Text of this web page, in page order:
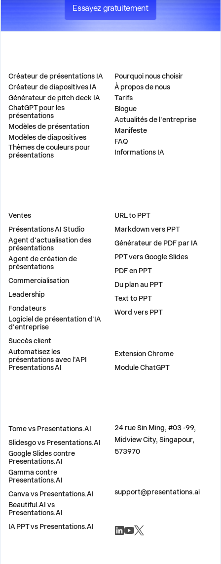
Essayez gratuitement
Créateur de présentations IA
Créateur de diapositives IA
Générateur de pitch deck IA
ChatGPT pour les
présentations
Modèles de présentation
Modèles de diapositives
Thèmes de couleurs pour
présentations
Pourquoi nous choisir
À propos de nous
Tarifs
Blogue
Actualités de l'entreprise
Manifeste
FAQ
Informations IA
Ventes
Présentations AI Studio
Agent d'actualisation des
présentations
Agent de création de
présentations
Commercialisation
Leadership
Fondateurs
Logiciel de présentation d'IA
d'entreprise
Succès client
Automatisez les
présentations avec l'API
Presentations AI
URL to PPT
Markdown vers PPT
Générateur de PDF par IA
PPT vers Google Slides
PDF en PPT
Du plan au PPT
Text to PPT
Word vers PPT
Extension Chrome
Module ChatGPT
Tome vs Presentations.AI
Slidesgo vs Presentations.AI
Google Slides contre
Presentations.AI
Gamma contre
Presentations.AI
Canva vs Presentations.AI
Beautiful.AI vs
Presentations.AI
IA PPT vs Presentations.AI
24 rue Sin Ming, #03 -99,
Midview City, Singapour,
573970
support@presentations.ai